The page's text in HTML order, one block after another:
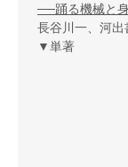
──踊る機械と
長谷川一、河
▼単著